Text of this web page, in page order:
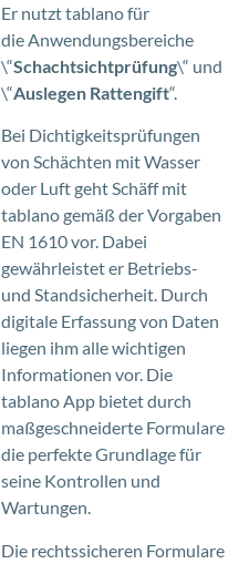
Er nutzt tablano für
die Anwendungsbereiche
\“Schachtsichtprüfung\“ und
\“Auslegen Rattengift“.
Bei Dichtigkeitsprüfungen
von Schächten mit Wasser
oder Luft geht Schäff mit
tablano gemäß der Vorgaben
EN 1610 vor. Dabei
gewährleistet er Betriebs-
und Standsicherheit. Durch
digitale Erfassung von Daten
liegen ihm alle wichtigen
Informationen vor. Die
tablano App bietet durch
maßgeschneiderte Formulare
die perfekte Grundlage für
seine Kontrollen und
Wartungen.
Die rechtssicheren Formulare